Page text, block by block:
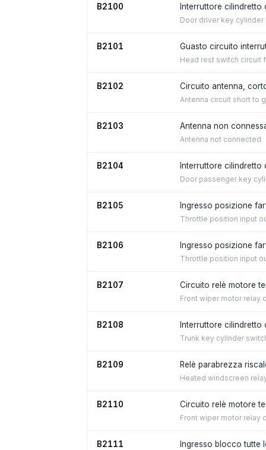
B2100 Interruttore
Door driver key
B2101 Guasto circuito
Head rest switch circuit
B2102 Circuito antenna,
Antenna circuit short to
B2103 Antenna non
Antenna not connected
B2104 Interruttore
Door passenger key
B2105 Ingresso posizione
Throttle position input
B2106 Ingresso posizione
Throttle position input
B2107 Circuito relè motore
Front wiper motor relay
B2108 Interruttore
Trunk key cylinder
B2109 Relè parabrezza
Heated windscreen
B2110 Circuito relè motore
Front wiper motor relay
B2111 Ingresso blocco tutte